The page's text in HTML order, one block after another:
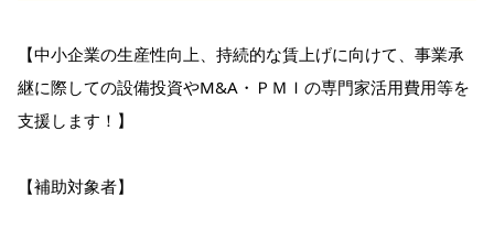
【中小企業の生産性向上、持続的な賃上げに向けて、事業承
継に際しての設備投資やM&A・ＰＭＩの専門家活用費用等を
支援します！】
【補助対象者】